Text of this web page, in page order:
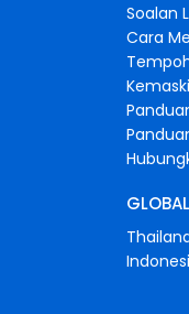
Soalan
Cara
GLOBAL